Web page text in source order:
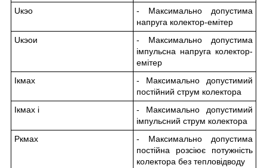
Uкэо
- Максимально допустима
напруга колектор-емітер
Uкэои
- Максимально допустима
імпульсна напруга колектор-
емітер
Ікмах
- Максимально допустимий
постійний струм колектора
Ікмах і
- Максимально допустимий
імпульсний струм колектора
Ркмах
- Максимально допустима
постійна розсіює потужність
колектора без тепловідводу